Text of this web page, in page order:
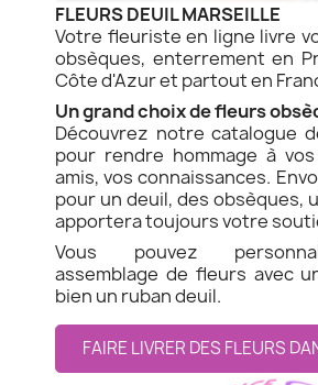
FLEURS DEUIL MARSEILLE
Votre fleuriste en ligne livre
obsèques, enterrement en
Côte d'Azur et partout en
Un grand choix de fleurs
Découvrez notre catalogue
pour rendre hommage à
amis, vos connaissances.
pour un deuil, des obsèques,
apportera toujours votre
Vous pouvez
assemblage de fleurs avec
bien un ruban deuil.
FAIRE LIVRER DES FLEURS